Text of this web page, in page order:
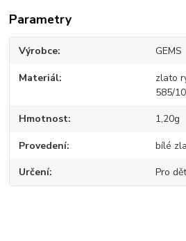
Parametry
Výrobce GEMS
Materiál
zlato
585/
Hmotnost 1,20g
Provedení bílé
Určení Pro